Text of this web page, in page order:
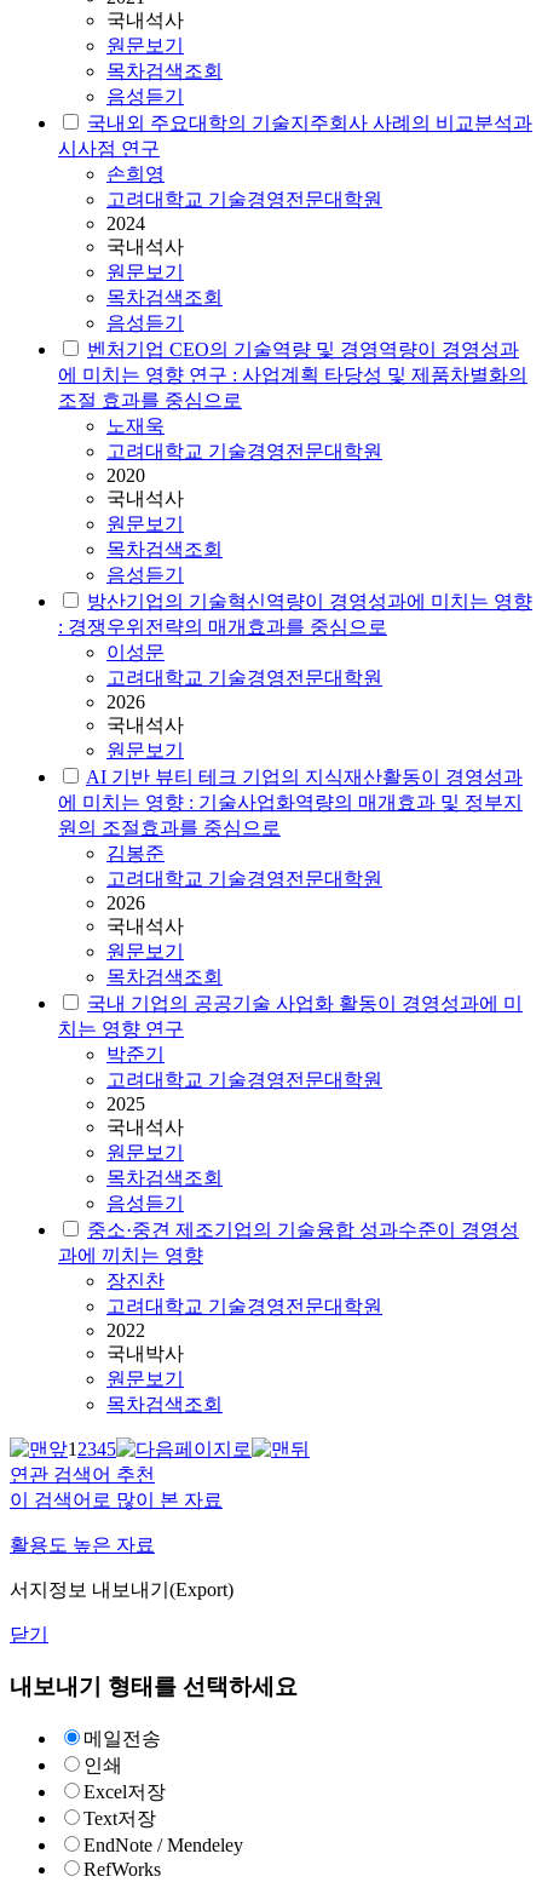
국내석사
원문보기
목차검색조회
음성듣기
국내외 주요대학의 기술지주회사 사례의 비교분석과
시사점 연구
손희영
고려대학교 기술경영전문대학원
2024
국내석사
원문보기
목차검색조회
음성듣기
벤처기업 CEO의 기술역량 및 경영역량이 경영성과
에 미치는 영향 연구 : 사업계획 타당성 및 제품차별화의
조절 효과를 중심으로
노재욱
고려대학교 기술경영전문대학원
2020
국내석사
원문보기
목차검색조회
음성듣기
방산기업의 기술혁신역량이 경영성과에 미치는 영향
: 경쟁우위전략의 매개효과를 중심으로
이성문
고려대학교 기술경영전문대학원
2026
국내석사
원문보기
AI 기반 뷰티 테크 기업의 지식재산활동이 경영성과
에 미치는 영향 : 기술사업화역량의 매개효과 및 정부지
원의 조절효과를 중심으로
김봉준
고려대학교 기술경영전문대학원
2026
국내석사
원문보기
목차검색조회
국내 기업의 공공기술 사업화 활동이 경영성과에 미
치는 영향 연구
박준기
고려대학교 기술경영전문대학원
2025
국내석사
원문보기
목차검색조회
음성듣기
중소·중견 제조기업의 기술융합 성과수준이 경영성
과에 끼치는 영향
장진찬
고려대학교 기술경영전문대학원
2022
국내박사
원문보기
목차검색조회
12345
연관 검색어 추천
이 검색어로 많이 본 자료
활용도 높은 자료
서지정보 내보내기(Export)
닫기
내보내기 형태를 선택하세요
메일전송
인쇄
Excel저장
Text저장
EndNote / Mendeley
RefWorks